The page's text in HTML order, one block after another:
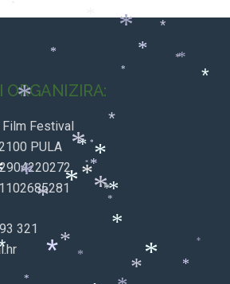
ORGANIZIRA:
Festival
PULA
321
*
*
*
*
*
*
*
*
*
*
*
*
*
*
*
*
*
*
*
*
*
*
*
* *
*
*
*
*
*
*
*
*
*
*